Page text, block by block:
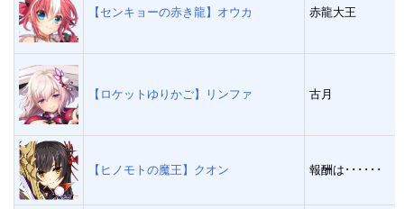
【センキョーの赤き龍】オウカ 赤龍大王
【ロケットゆりかご】リンファ 古月
【ヒノモトの魔王】クオン 報酬は･･････